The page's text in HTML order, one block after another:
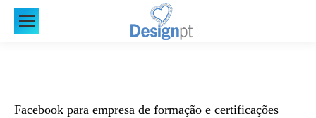
Facebook para empresa de formação e certificações